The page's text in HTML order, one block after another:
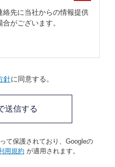
先に当社からの情報提供
がございます。
針に同意する。
て保護されており、Googleの
用規約 が適用されます。